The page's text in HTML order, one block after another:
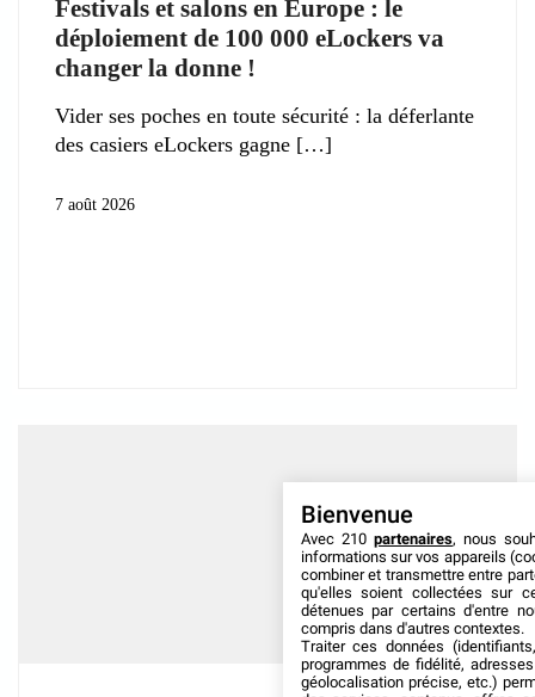
Festivals et salons en Europe : le
déploiement de 100 000 eLockers va
changer la donne !
Vider ses poches en toute sécurité : la déferlante
des casiers eLockers gagne
7 août 2026
Bienvenue
Avec 210 partenaires, nous
informations sur vos appareils
combiner et transmettre entre
qu'elles soient collectées sur
détenues par certains d'entre
compris dans d'autres contextes.
Traiter ces données
programmes de fidélité,
géolocalisation précise, etc.)